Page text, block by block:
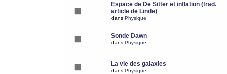
Espace de De Sitter et inflation (trad.
article de Linde)
dans Physique
Sonde Dawn
dans Physique
La vie des galaxies
dans Physique